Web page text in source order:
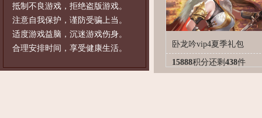
抵制不良游戏，拒绝盗版游戏。
注意自我保护，谨防受骗上当。
适度游戏益脑，沉迷游戏伤身。
合理安排时间，享受健康生活。
卧龙吟vip4夏季礼包
15888积分还剩 438件